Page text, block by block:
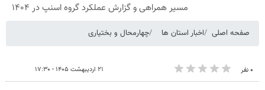
مسیر همراهی و گزارش عملکرد گروه اسنپ در ۱۴۰۴
صفحه اصلی اخبار استان ها چهارمحال و بختیاری
۰ نفر ۲۱ اردیبهشت ۱۴۰۵ - ۱۷:۳۰